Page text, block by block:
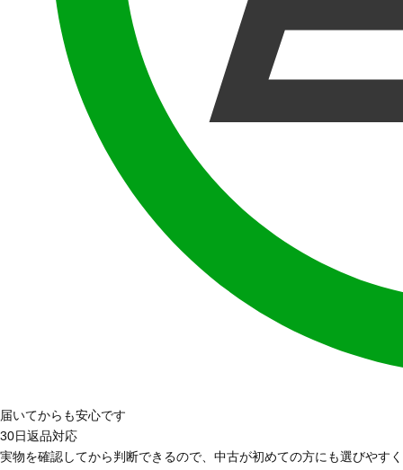
届いてからも安心です
30日返品対応
実物を確認してから判断できるので、中古が初めての方にも選びやす